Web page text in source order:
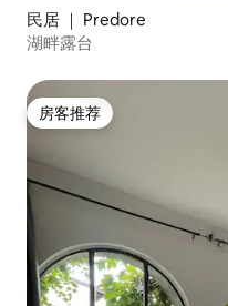
民居 ｜ Predore
湖畔露台
房客推荐
房客推荐